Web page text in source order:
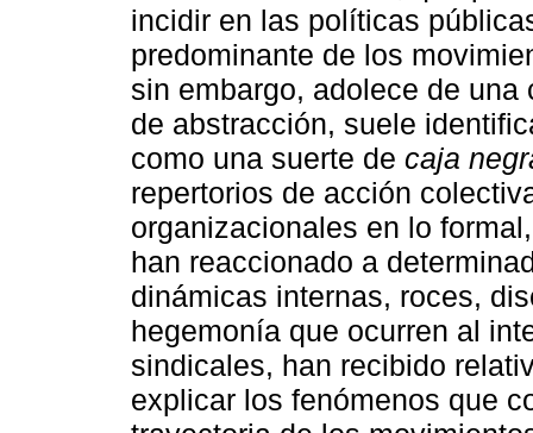
incidir en las políticas
predominante de los
sin embargo, adolece de
de abstracción, suele
como una suerte de caja
repertorios de acción
organizacionales en lo
han reaccionado a
dinámicas internas, roces,
hegemonía que ocurren al
sindicales, han recibido
explicar los fenómenos que